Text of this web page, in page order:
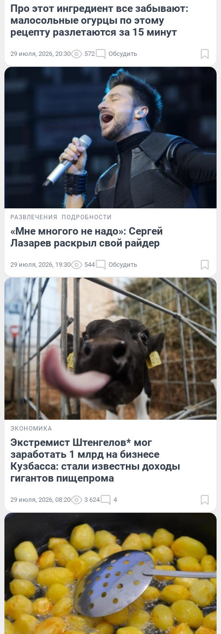
Про этот ингредиент все забывают:
малосольные огурцы по этому
рецепту разлетаются за 15 минут
29 июля, 2026, 20:30 572 Обсудить
РАЗВЛЕЧЕНИЯ ПОДРОБНОСТИ
«Мне многого не надо»: Сергей
Лазарев раскрыл свой райдер
29 июля, 2026, 19:30 544 Обсудить
ЭКОНОМИКА
Экстремист Штенгелов* мог
заработать 1 млрд на бизнесе
Кузбасса: стали известны доходы
гигантов пищепрома
29 июля, 2026, 08:20 3 624 4